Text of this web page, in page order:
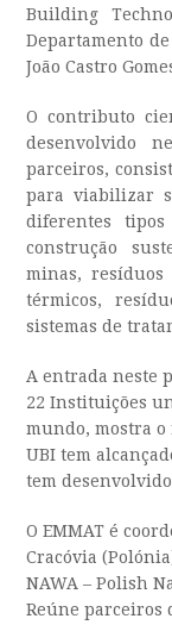
Building
Departamento
João Castro
O contributo
desenvolvido
parceiros,
para viabilizar
diferentes
construção
minas,
térmicos,
sistemas de
A entrada neste
22 Instituições
mundo, mostra
UBI tem
tem
O EMMAT é
Cracóvia
NAWA – Polish
Reúne parceiros